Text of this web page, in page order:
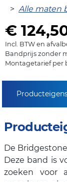
> Alle maten
€
Incl. BTW en
Bandprijs zonder
Montagetarief per
De
Deze band is
zoeken voor